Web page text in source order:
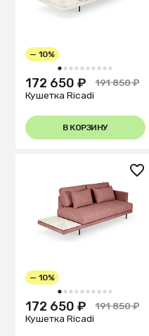
1 2 3 4 5 6 7 8 9 10
— 10%
172 650 ₽
191 850 ₽
Кушетка Ricadi
В КОРЗИНУ
1 2 3 4 5 6 7 8 9 10
— 10%
172 650 ₽
191 850 ₽
Кушетка Ricadi